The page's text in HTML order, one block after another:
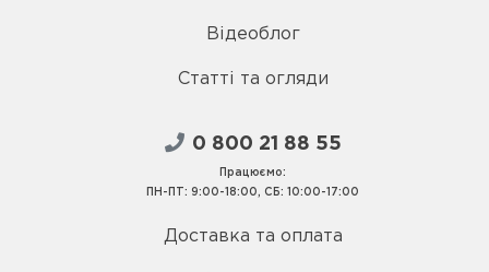
Відеоблог
Статті та огляди
0 800 21 88 55
Працюємо:
ПН-ПТ: 9:00-18:00, СБ: 10:00-17:00
Доставка та оплата